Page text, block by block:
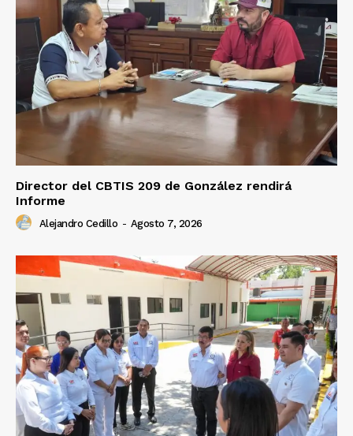
Director del CBTIS 209 de González rendirá
Informe
Alejandro Cedillo - Agosto 7, 2026